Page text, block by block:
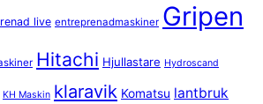
live entreprenadmaskiner Gripen
Hitachi Hjullastare Hydroscand
KH Maskin klaravik Komatsu lantbruk